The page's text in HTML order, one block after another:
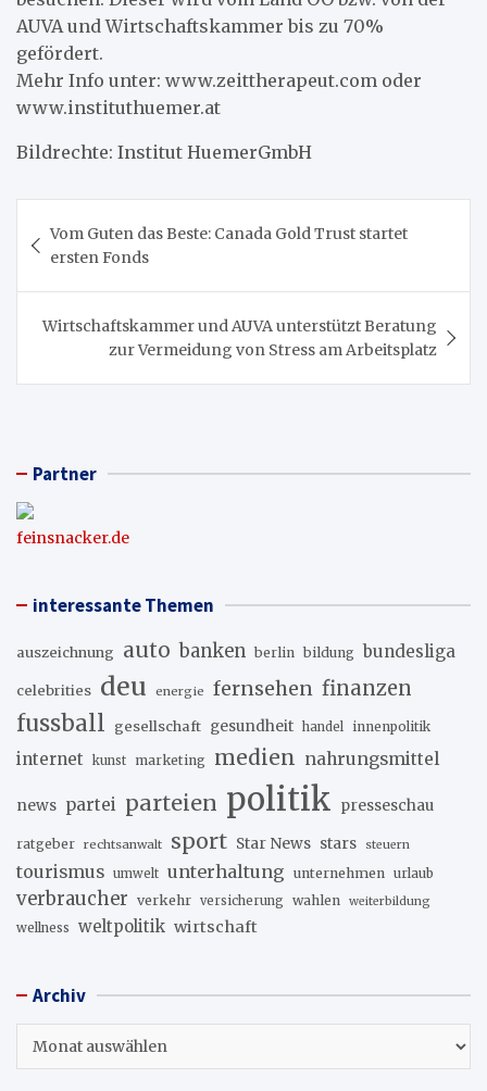
AUVA und Wirtschaftskammer bis zu 70%
gefördert.
Mehr Info unter: www.zeittherapeut.com oder
www.instituthuemer.at
Bildrechte: Institut HuemerGmbH
Vom Guten das Beste: Canada Gold Trust startet
ersten Fonds
Wirtschaftskammer und AUVA unterstützt Beratung
zur Vermeidung von Stress am Arbeitsplatz
Partner
feinsnacker.de
interessante Themen
auszeichnung auto banken berlin bildung bundesliga
celebrities deu energie fernsehen finanzen
fussball gesellschaft gesundheit handel innenpolitik
internet kunst marketing medien nahrungsmittel
news partei parteien politik presseschau
ratgeber rechtsanwalt sport Star News stars steuern
tourismus umwelt unterhaltung unternehmen urlaub
verbraucher verkehr versicherung wahlen weiterbildung
wellness weltpolitik wirtschaft
Archiv